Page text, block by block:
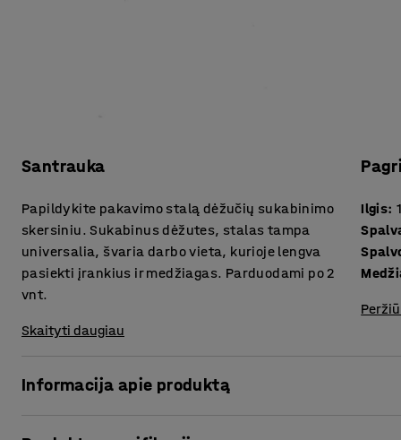
Santrauka
Papildykite pakavimo stalą dėžučių sukabinimo
skersiniu. Sukabinus dėžutes, stalas tampa
universalia, švaria darbo vieta, kurioje lengva
pasiekti įrankius ir medžiagas. Parduodami po 2
vnt.
Skaityti daugiau
Ilgis:
Informacija apie produktą